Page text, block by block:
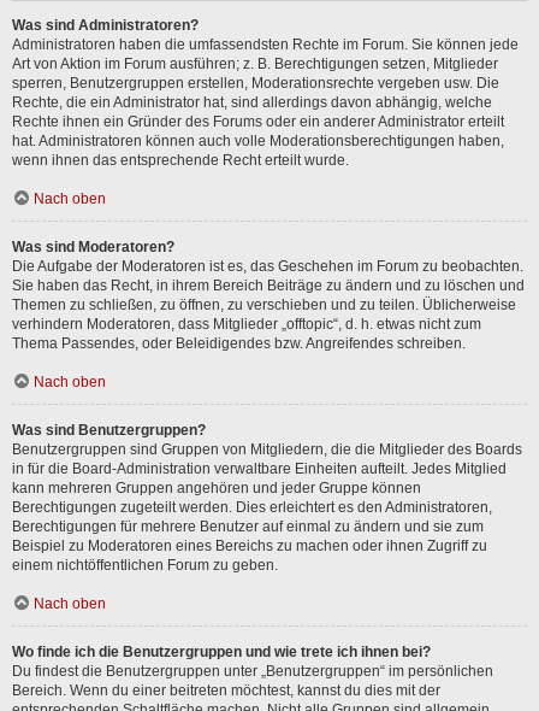
Was sind Administratoren?
Administratoren haben die umfassendsten Rechte im Forum. Sie können jede
Art von Aktion im Forum ausführen; z. B. Berechtigungen setzen, Mitglieder
sperren, Benutzergruppen erstellen, Moderationsrechte vergeben usw. Die
Rechte, die ein Administrator hat, sind allerdings davon abhängig, welche
Rechte ihnen ein Gründer des Forums oder ein anderer Administrator erteilt
hat. Administratoren können auch volle Moderationsberechtigungen haben,
wenn ihnen das entsprechende Recht erteilt wurde.
Nach oben
Was sind Moderatoren?
Die Aufgabe der Moderatoren ist es, das Geschehen im Forum zu beobachten.
Sie haben das Recht, in ihrem Bereich Beiträge zu ändern und zu löschen und
Themen zu schließen, zu öffnen, zu verschieben und zu teilen. Üblicherweise
verhindern Moderatoren, dass Mitglieder „offtopic“, d. h. etwas nicht zum
Thema Passendes, oder Beleidigendes bzw. Angreifendes schreiben.
Nach oben
Was sind Benutzergruppen?
Benutzergruppen sind Gruppen von Mitgliedern, die die Mitglieder des Boards
in für die Board-Administration verwaltbare Einheiten aufteilt. Jedes Mitglied
kann mehreren Gruppen angehören und jeder Gruppe können
Berechtigungen zugeteilt werden. Dies erleichtert es den Administratoren,
Berechtigungen für mehrere Benutzer auf einmal zu ändern und sie zum
Beispiel zu Moderatoren eines Bereichs zu machen oder ihnen Zugriff zu
einem nichtöffentlichen Forum zu geben.
Nach oben
Wo finde ich die Benutzergruppen und wie trete ich ihnen bei?
Du findest die Benutzergruppen unter „Benutzergruppen“ im persönlichen
Bereich. Wenn du einer beitreten möchtest, kannst du dies mit der